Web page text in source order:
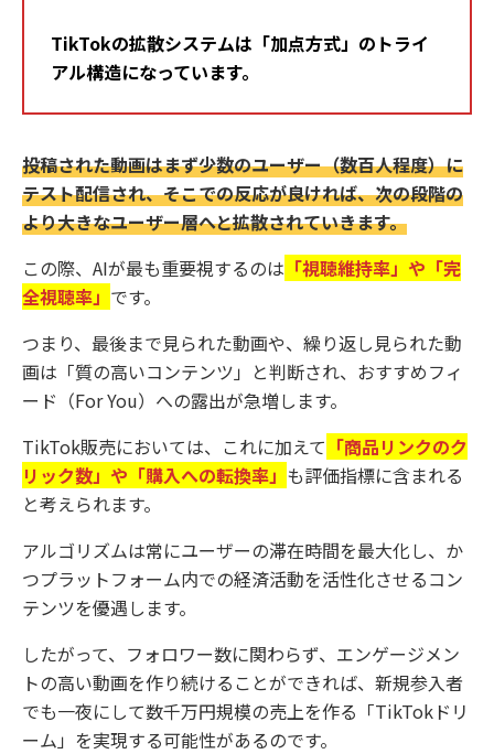
TikTokの拡散システムは「加点方式」のトライ
アル構造になっています。
投稿された動画はまず少数のユーザー（数百人程度）に
テスト配信され、そこでの反応が良ければ、次の段階の
より大きなユーザー層へと拡散されていきます。
この際、AIが最も重要視するのは 「視聴維持率」や「完
全視聴率」 です。
つまり、最後まで見られた動画や、繰り返し見られた動
画は「質の高いコンテンツ」と判断され、おすすめフィ
ード（For You）への露出が急増します。
TikTok販売においては、これに加えて 「商品リンクのク
リック数」や「購入への転換率」 も評価指標に含まれる
と考えられます。
アルゴリズムは常にユーザーの滞在時間を最大化し、か
つプラットフォーム内での経済活動を活性化させるコン
テンツを優遇します。
したがって、フォロワー数に関わらず、エンゲージメン
トの高い動画を作り続けることができれば、新規参入者
でも一夜にして数千万円規模の売上を作る「TikTokドリ
ーム」を実現する可能性があるのです。